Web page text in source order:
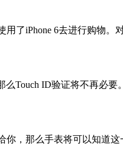
了iPhone 6去进行购物。
么Touch ID验证将不再必
你，那么手表将可以知道